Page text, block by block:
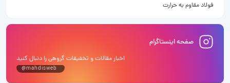
فولاد مقاوم به حرارت
صفحه اینستاگرام
اخبار مقالات و تخفیفات گروهی را دنبال کنید
@mahdisweb